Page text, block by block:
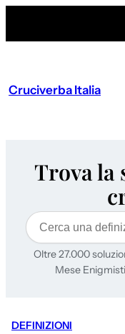
Cruciverba Italia
Trova la
Cerca
Oltre 27.000
Mese
DEFINIZIONI